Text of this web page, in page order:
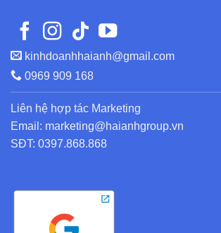
kinhdoanhhaianh@gmail.com
0969 909 168
Liên hệ hợp tác Marketing
Email: marketing@haianhgroup.vn
SĐT: 0397.868.868